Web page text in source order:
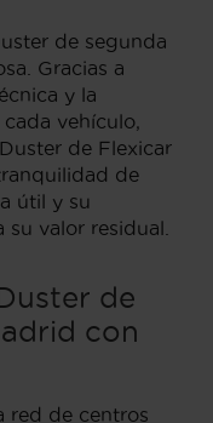
de segunda
Gracias a
y la
cada vehículo,
de Flexicar
de
útil y su
valor residual.
de
con
red de centros